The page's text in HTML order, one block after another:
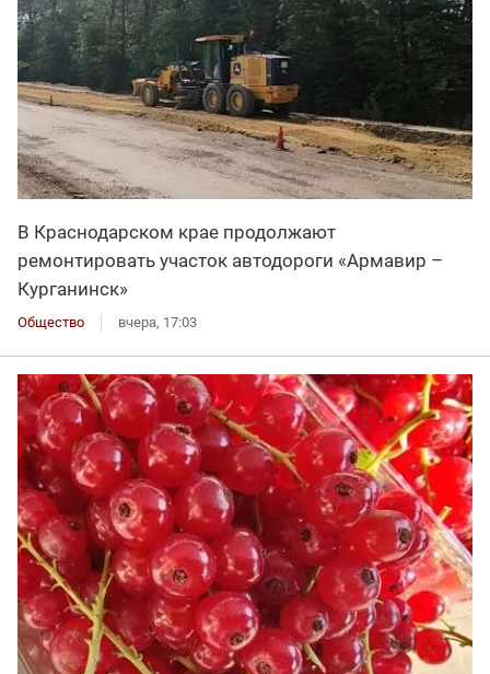
В Краснодарском крае продолжают
ремонтировать участок автодороги «Армавир –
Курганинск»
Общество вчера, 17:03